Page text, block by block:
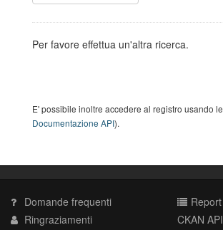
Per favore effettua un'altra ricerca.
E' possibile inoltre accedere al registro usando le
Documentazione API).
Domande frequenti
Ringraziamenti
Report
CKAN API